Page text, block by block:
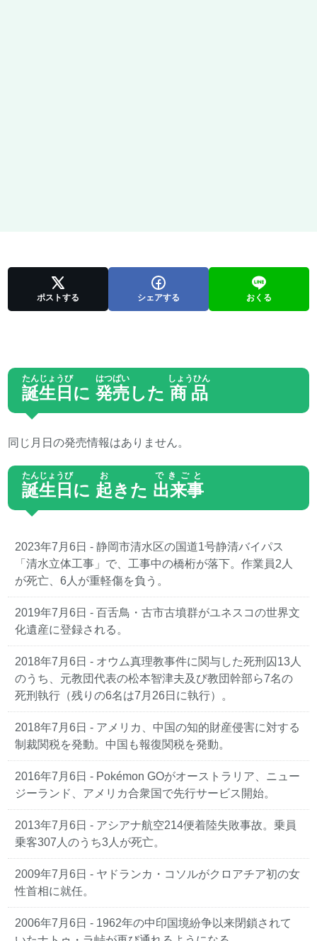
ポストする シェアする おくる
誕生日
たんじょうび
に発売
はつばい
した商品
しょうひん
同じ月日の発売情報はありません。
誕生日
たんじょうび
に 起
お
きた 出来事
できごと
2023年7月6日 - 静岡市清水区の国道1号静清バイパス
「清水立体工事」で、工事中の橋桁が落下。作業員2人
が死亡、6人が重軽傷を負う。
2019年7月6日 - 百舌鳥・古市古墳群がユネスコの世界文
化遺産に登録される。
2018年7月6日 - オウム真理教事件に関与した死刑囚13人
のうち、元教団代表の松本智津夫及び教団幹部ら7名の
死刑執行（残りの6名は7月26日に執行）。
2018年7月6日 - アメリカ、中国の知的財産侵害に対する
制裁関税を発動。中国も報復関税を発動。
2016年7月6日 - Pokémon GOがオーストラリア、ニュー
ジーランド、アメリカ合衆国で先行サービス開始。
2013年7月6日 - アシアナ航空214便着陸失敗事故。乗員
乗客307人のうち3人が死亡。
2009年7月6日 - ヤドランカ・コソルがクロアチア初の女
性首相に就任。
2006年7月6日 - 1962年の中印国境紛争以来閉鎖されて